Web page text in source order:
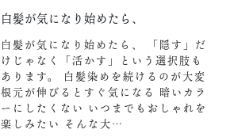
白髪が気になり始めたら、
白髪が気になり始めたら、 「隠す」だ
けじゃなく「活かす」という選択肢も
あります。 白髪染めを続けるのが大変
根元が伸びるとすぐ気になる 暗いカラ
ーにしたくない いつまでもおしゃれを
楽しみたい そんな大…